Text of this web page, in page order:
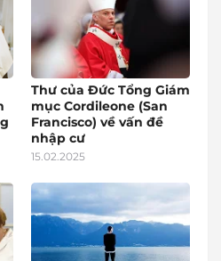
Thư của Đức Tổng Giám
mục Cordileone (San
Francisco) về vấn đề
nhập cư
15.02.2025